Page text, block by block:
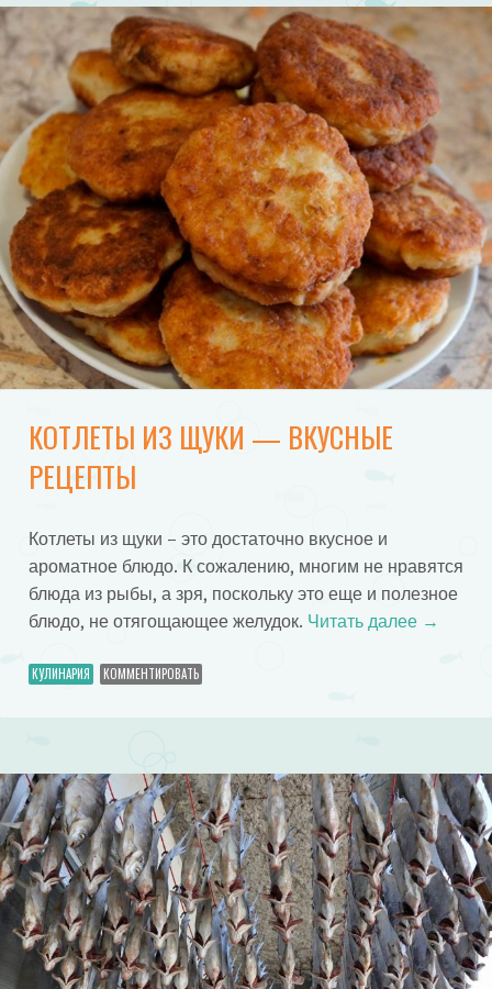
КОТЛЕТЫ ИЗ ЩУКИ — ВКУСНЫЕ
РЕЦЕПТЫ
Котлеты из щуки – это достаточно вкусное и
ароматное блюдо. К сожалению, многим не нравятся
блюда из рыбы, а зря, поскольку это еще и полезное
блюдо, не отягощающее желудок. Читать далее →
КУЛИНАРИЯ КОММЕНТИРОВАТЬ